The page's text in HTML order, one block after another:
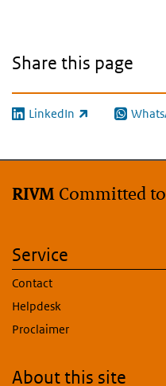
Share this page
LinkedIn
(link is external) (link is
RIVM Committed to
Service
Contact
Helpdesk
Proclaimer
About this site